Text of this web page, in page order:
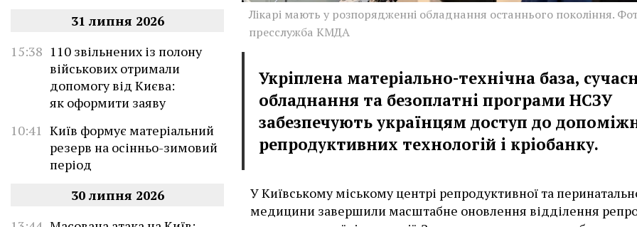
31 липня 2026
15:38 110 звільнених із полону
військових отримали
допомогу від Києва:
як оформити заяву
10:41 Київ формує матеріальний
резерв на осінньо-зимовий
період
30 липня 2026
Лікарі мають у розпорядженні обладнання останнього покоління.
пресслужба КМДА
Укріплена матеріально-технічна база,
обладнання та безоплатні програми НСЗУ
забезпечують українцям доступ до
репродуктивних технологій і кріобанку.
У Київському міському центрі репродуктивної та
медицини завершили масштабне оновлення відділення